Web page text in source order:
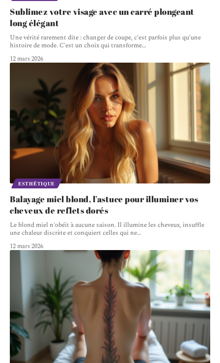
Sublimez votre visage avec un carré plongeant
long élégant
Une vérité rarement dite : changer de coupe, c'est parfois plus qu'une
histoire de mode. C'est un choix qui transforme…
12 mars 2026
ESTHÉTIQUE
Balayage miel blond, l’astuce pour illuminer vos
cheveux de reflets dorés
Le blond miel n'obéit à aucune saison. Il illumine les cheveux, insuffle
une chaleur discrète et conquiert celles qui ne…
12 mars 2026